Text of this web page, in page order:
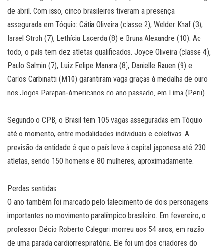
de abril. Com isso, cinco brasileiros tiveram a presença
assegurada em Tóquio: Cátia Oliveira (classe 2), Welder Knaf (3),
Israel Stroh (7), Lethícia Lacerda (8) e Bruna Alexandre (10). Ao
todo, o país tem dez atletas qualificados. Joyce Oliveira (classe 4),
Paulo Salmin (7), Luiz Felipe Manara (8), Danielle Rauen (9) e
Carlos Carbinatti (M10) garantiram vaga graças à medalha de ouro
nos Jogos Parapan-Americanos do ano passado, em Lima (Peru).
Segundo o CPB, o Brasil tem 105 vagas asseguradas em Tóquio
até o momento, entre modalidades individuais e coletivas. A
previsão da entidade é que o país leve à capital japonesa até 230
atletas, sendo 150 homens e 80 mulheres, aproximadamente.
Perdas sentidas
O ano também foi marcado pelo falecimento de dois personagens
importantes no movimento paralímpico brasileiro. Em fevereiro, o
professor Décio Roberto Calegari morreu aos 54 anos, em razão
de uma parada cardiorrespiratória. Ele foi um dos criadores do